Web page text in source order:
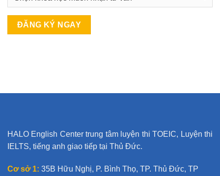
r
i
v
:
HALO English Center trung tâm luyện thi TOEIC, Luyện thi
IELTS, tiếng anh giao tiếp tại Thủ Đức.
Cơ sở 1: 35B Hữu Nghị, P. Bình Thọ, TP. Thủ Đức, TP